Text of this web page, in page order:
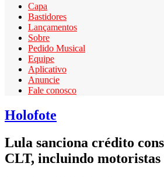
Capa
Bastidores
Lançamentos
Sobre
Pedido Musical
Equipe
Aplicativo
Anuncie
Fale conosco
Holofote
Lula sanciona crédito
CLT, incluindo motoristas